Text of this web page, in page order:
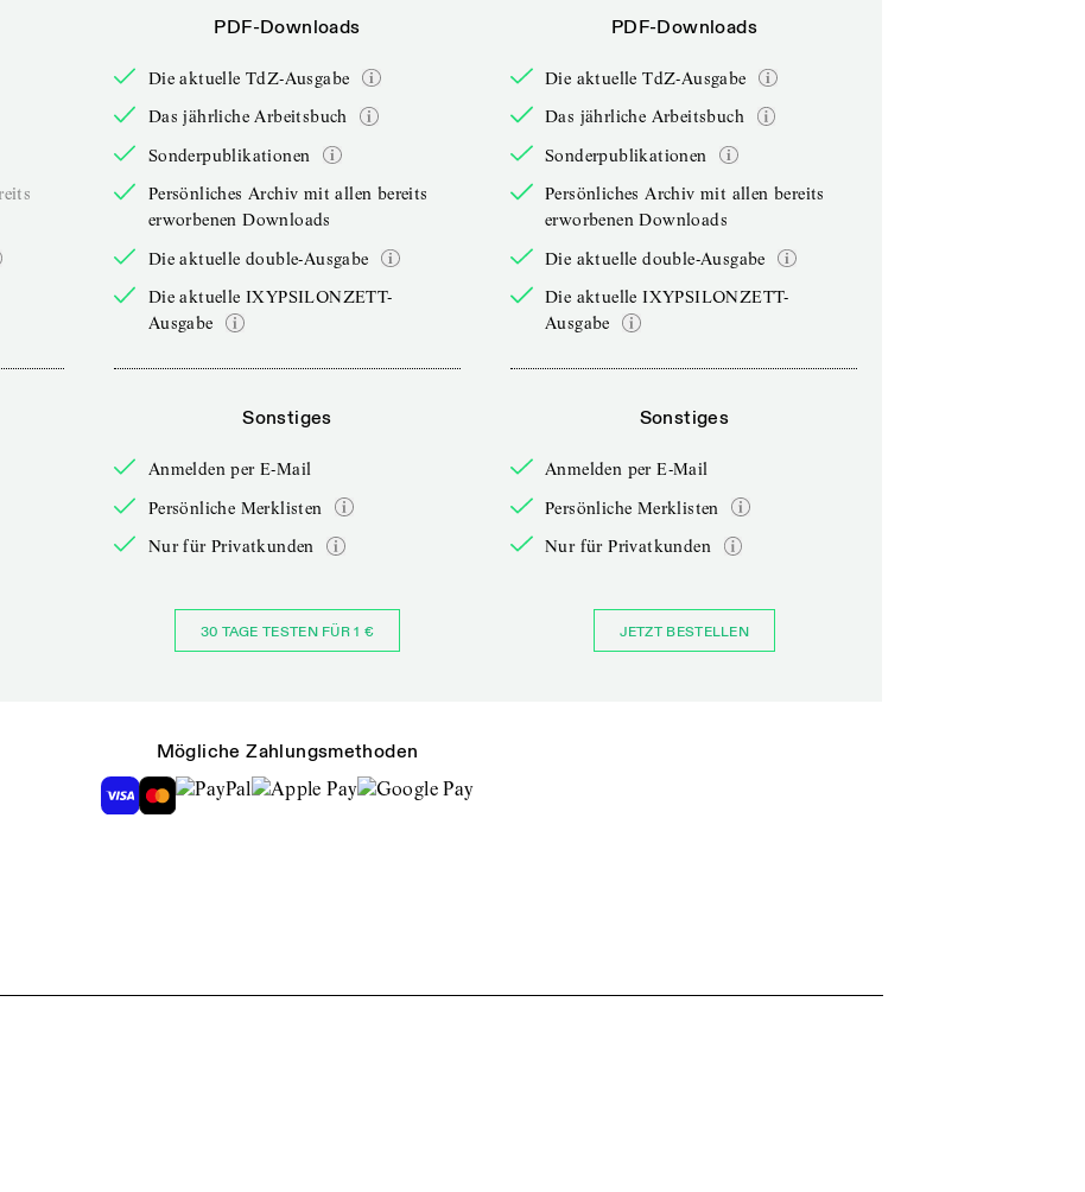
PDF-Downloads
Die aktuelle TdZ-Ausgabe
Das jährliche Arbeitsbuch
Sonderpublikationen
Persönliches Archiv mit allen bereits
erworbenen Downloads
Die aktuelle double-Ausgabe
Die aktuelle IXYPSILONZETT-
Ausgabe
Sonstiges
Anmelden per E-Mail
Persönliche Merklisten
Nur für Privatkunden
30 TAGE TESTEN FÜR 1 €
PDF-Downloads
Die aktuelle TdZ-Ausgabe
Das jährliche Arbeitsbuch
Sonderpublikationen
Persönliches Archiv mit allen bereits
erworbenen Downloads
Die aktuelle double-Ausgabe
Die aktuelle IXYPSILONZETT-
Ausgabe
Sonstiges
Anmelden per E-Mail
Persönliche Merklisten
Nur für Privatkunden
JETZT BESTELLEN
Mögliche Zahlungsmethoden